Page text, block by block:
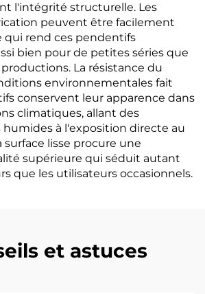
l'intégrité structurelle. Les
peuvent être facilement
qui rend ces pendentifs
bien pour de petites séries que
La résistance du
environnementales fait
conservent leur apparence dans
climatiques, allant des
à l'exposition directe au
surface lisse procure une
supérieure qui séduit autant
que les utilisateurs occasionnels.
et astuces